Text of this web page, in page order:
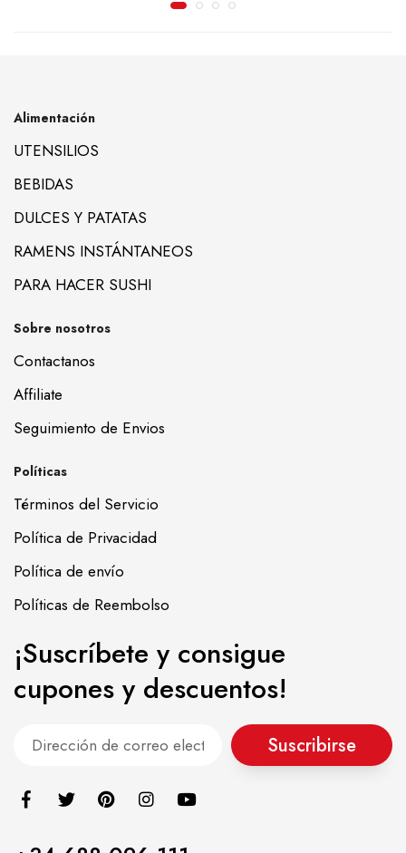
Alimentación
UTENSILIOS
BEBIDAS
DULCES Y PATATAS
RAMENS INSTÁNTANEOS
PARA HACER SUSHI
Sobre nosotros
Contactanos
Affiliate
Seguimiento de Envios
Políticas
Términos del Servicio
Política de Privacidad
Política de envío
Políticas de Reembolso
¡Suscríbete y consigue
cupones y descuentos!
Suscribirse